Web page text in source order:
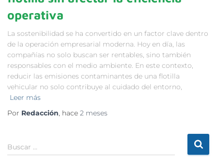
operativa
La sostenibilidad se ha convertido en un factor clave dentro
de la operación empresarial moderna. Hoy en día, las
compañías no solo buscan ser rentables, sino también
responsables con el medio ambiente. En este contexto,
reducir las emisiones contaminantes de una flotilla
vehicular no solo contribuye al cuidado del entorno,
Leer más
Por Redacción, hace 2 meses
Buscar …